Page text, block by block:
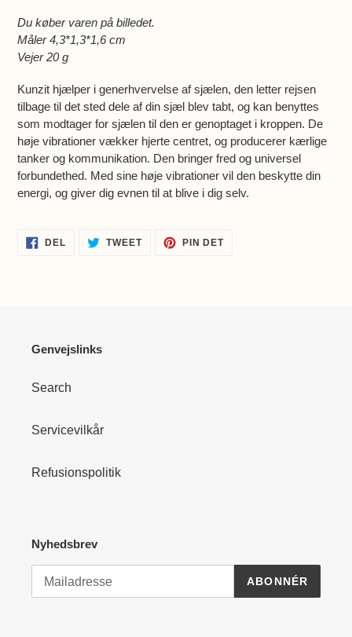
produkt
din
indkøbskurv
Du køber varen på billedet.
Måler 4,3*1,3*1,6 cm
Vejer 20 g
Kunzit hjælper i generhvervelse af sjælen, den letter rejsen
tilbage til det sted dele af din sjæl blev tabt, og kan benyttes
som modtager for sjælen til den er genoptaget i kroppen. De
høje vibrationer vækker hjerte centret, og producerer kærlige
tanker og kommunikation. Den bringer fred og universel
forbundethed. Med sine høje vibrationer vil den beskytte din
energi, og giver dig evnen til at blive i dig selv.
DEL TWEETTWEET
PIN DETPIN
Genvejslinks
Search
Servicevilkår
Refusionspolitik
Nyhedsbrev
ABONNÉR